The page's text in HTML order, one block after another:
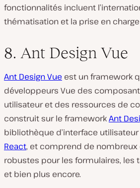
fonctionnalités incluent
thématisation et la prise en
8. Ant Design Vue
Ant Design Vue est un framework
développeurs Vue des
utilisateur et des ressources de
construit sur le frameworkAnt
bibliothèque d’interface
React, et comprend de
robustes pour les formulaires, les
et bien plus encore.